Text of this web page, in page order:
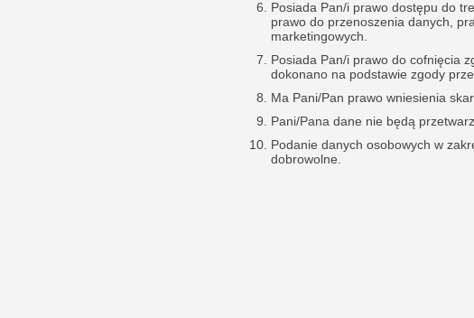
Posiada Pan/i prawo dostępu do
prawo do przenoszenia danych,
marketingowych.
Posiada Pan/i prawo do cofnięcia
dokonano na podstawie zgody
Ma Pani/Pan prawo wniesienia
Pani/Pana dane nie będą
Podanie danych osobowych w
dobrowolne.